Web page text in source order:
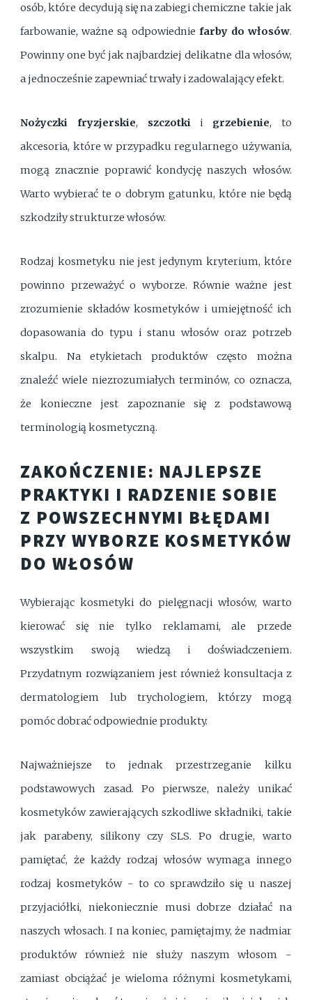
osób, które decydują się na zabiegi chemiczne takie jak
farbowanie, ważne są odpowiednie farby do włosów.
Powinny one być jak najbardziej delikatne dla włosów,
a jednocześnie zapewniać trwały i zadowalający efekt.
Nożyczki fryzjerskie, szczotkii grzebienie, to
akcesoria, które w przypadku regularnego używania,
mogą znacznie poprawić kondycję naszych włosów.
Warto wybierać te o dobrym gatunku, które nie będą
szkodziły strukturze włosów.
Rodzaj kosmetyku nie jest jedynym kryterium, które
powinno przeważyć o wyborze. Równie ważne jest
zrozumienie składów kosmetyków i umiejętność ich
dopasowania do typu i stanu włosów oraz potrzeb
skalpu. Na etykietach produktów często można
znaleźć wiele niezrozumiałych terminów, co oznacza,
że konieczne jest zapoznanie się z podstawową
terminologią kosmetyczną.
ZAKOŃCZENIE: NAJLEPSZE
PRAKTYKI I RADZENIE SOBIE
Z POWSZECHNYMI BŁĘDAMI
PRZY WYBORZE KOSMETYKÓW
DO WŁOSÓW
Wybierając kosmetyki do pielęgnacji włosów, warto
kierować się nie tylko reklamami, ale przede
wszystkim swoją wiedzą i doświadczeniem.
Przydatnym rozwiązaniem jest również konsultacja z
dermatologiem lub trychologiem, którzy mogą
pomóc dobrać odpowiednie produkty.
Najważniejsze to jednak przestrzeganie kilku
podstawowych zasad. Po pierwsze, należy unikać
kosmetyków zawierających szkodliwe składniki, takie
jak parabeny, silikony czy SLS. Po drugie, warto
pamiętać, że każdy rodzaj włosów wymaga innego
rodzaj kosmetyków - to co sprawdziło się u naszej
przyjaciółki, niekoniecznie musi dobrze działać na
naszych włosach. I na koniec, pamiętajmy, że nadmiar
produktów również nie służy naszym włosom -
zamiast obciążać je wieloma różnymi kosmetykami,